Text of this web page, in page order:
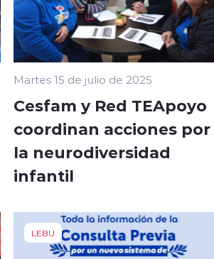
Martes 15 de julio de 2025
Cesfam y Red TEApoyo
coordinan acciones por
la neurodiversidad
infantil
LEBU